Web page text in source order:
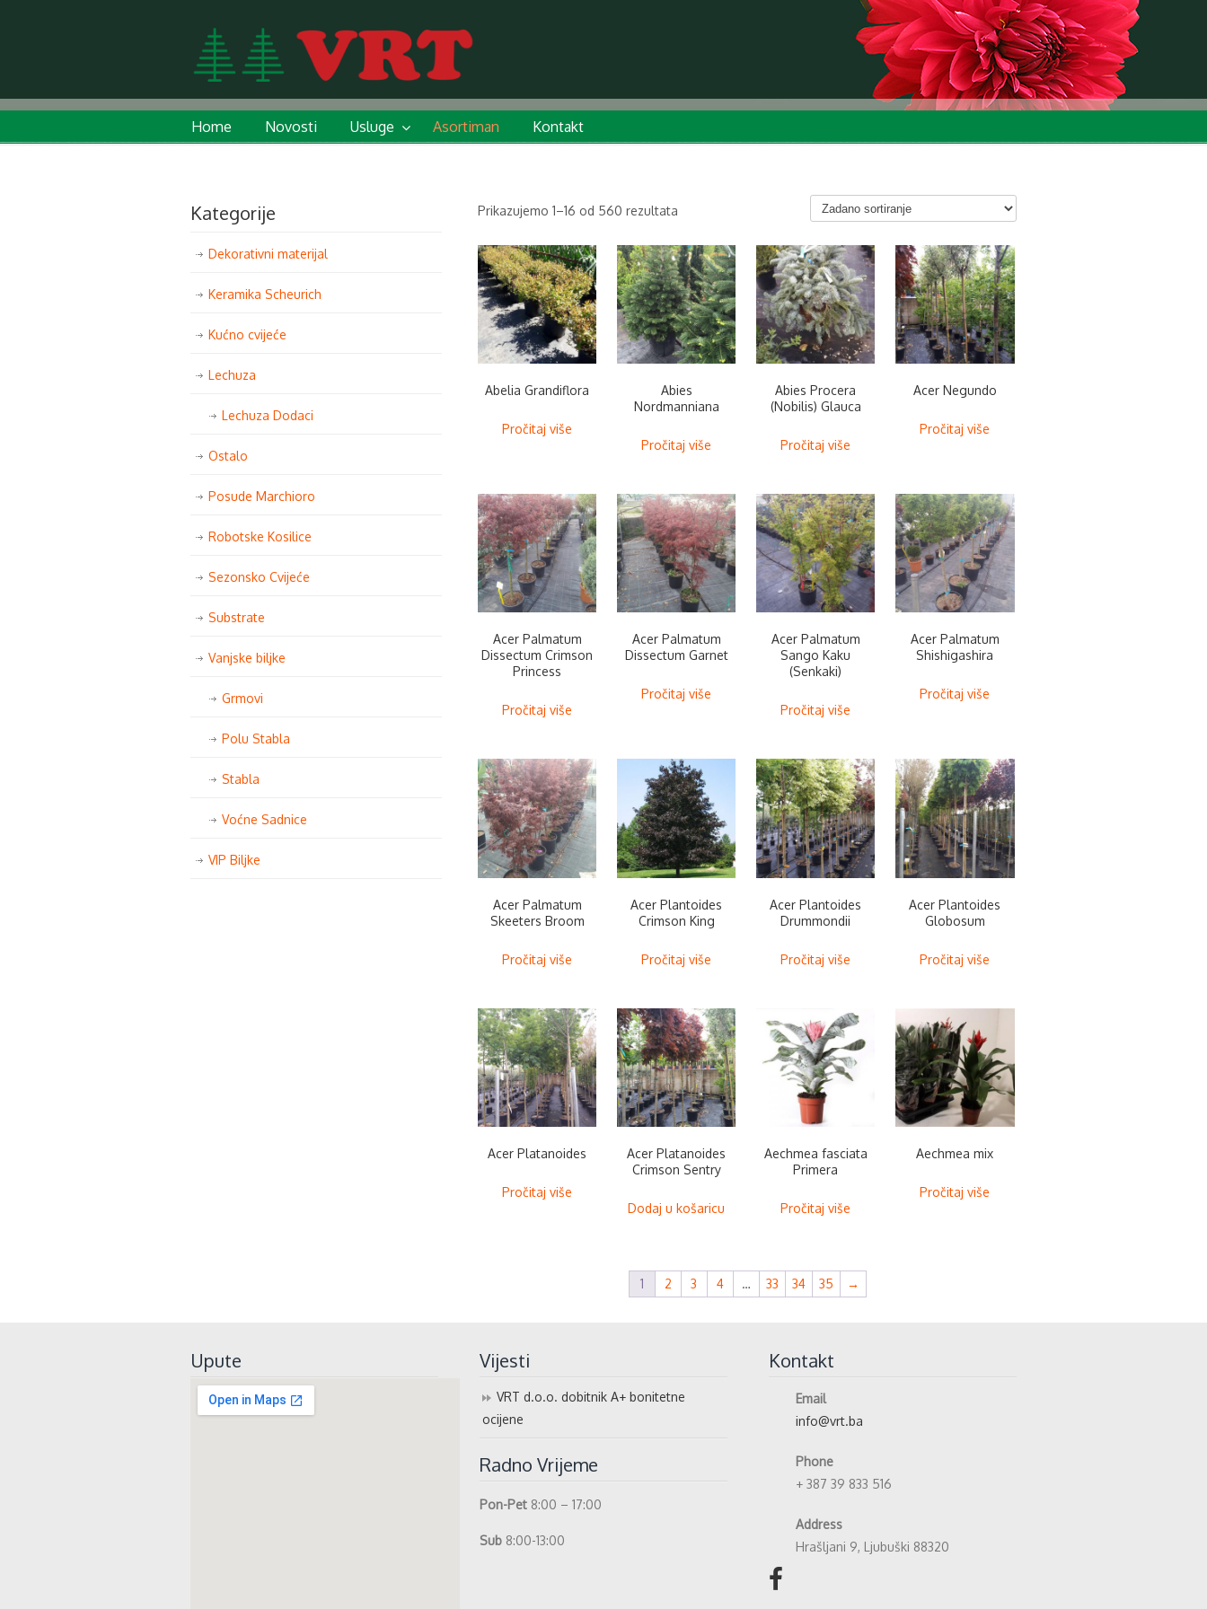
Home Novosti Usluge Asortiman Kontakt
Prikazujemo 1–16 od 560 rezultata
Abelia Grandiflora
Pročitaj više
Abies
Nordmanniana
Pročitaj više
Abies Procera
(Nobilis) Glauca
Pročitaj više
Acer Negundo
Pročitaj više
Acer Palmatum
Dissectum Crimson
Princess
Pročitaj više
Acer Palmatum
Dissectum Garnet
Pročitaj više
Acer Palmatum
Sango Kaku
(Senkaki)
Pročitaj više
Acer Palmatum
Shishigashira
Pročitaj više
Acer Palmatum
Skeeters Broom
Pročitaj više
Acer Plantoides
Crimson King
Pročitaj više
Acer Plantoides
Drummondii
Pročitaj više
Acer Plantoides
Globosum
Pročitaj više
Acer Platanoides
Pročitaj više
Acer Platanoides
Crimson Sentry
Dodaj u košaricu
Aechmea fasciata
Primera
Pročitaj više
Aechmea mix
Pročitaj više
1 2 3 4 … 33 34 35 →
Kategorije
Dekorativni materijal
Keramika Scheurich
Kućno cvijeće
Lechuza
Lechuza Dodaci
Ostalo
Posude Marchioro
Robotske Kosilice
Sezonsko Cvijeće
Substrate
Vanjske biljke
Grmovi
Polu Stabla
Stabla
Voćne Sadnice
VIP Biljke
Upute Vijesti
VRT d.o.o. dobitnik A+ bonitetne
ocijene
Radno Vrijeme
Pon-Pet 8:00 – 17:00
Sub 8:00-13:00
Kontakt
Email
info@vrt.ba
Phone
+ 387 39 833 516
Address
Hrašljani 9, Ljubuški 88320